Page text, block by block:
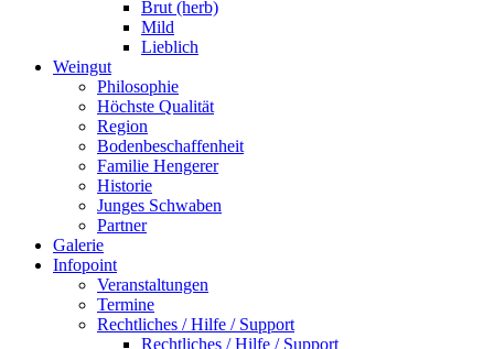
Brut (herb)
Mild
Lieblich
Weingut
Philosophie
Höchste Qualität
Region
Bodenbeschaffenheit
Familie Hengerer
Historie
Junges Schwaben
Partner
Galerie
Infopoint
Veranstaltungen
Termine
Rechtliches / Hilfe / Support
Rechtliches / Hilfe / Support